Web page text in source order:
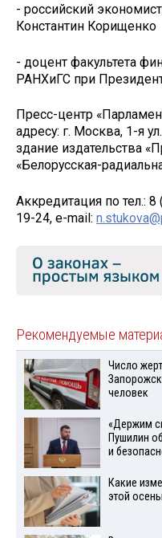
- российский
Константин Корищенко
- доцент факультета
РАНХиГС при
Пресс-центр
адресу: г. Москва, 1-я
здание издательства
«Белорусская-
Аккредитация по тел.:
19-24, e-mail:
Рекомендуемые
Число
человек
«Держим
Пушилин
и
Какие
этой